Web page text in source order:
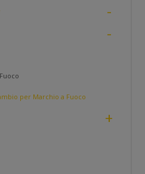
-
-
per Marchio a Fuoco
+